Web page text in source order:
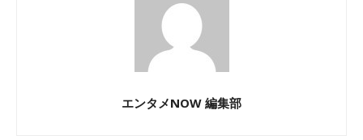
エンタメNOW 編集部